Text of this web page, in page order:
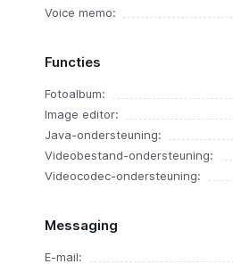
Voice memo:
Functies
Fotoalbum:
Image editor:
Java-ondersteuning:
Videobestand-ondersteuning:
Videocodec-ondersteuning:
Messaging
E-mail: